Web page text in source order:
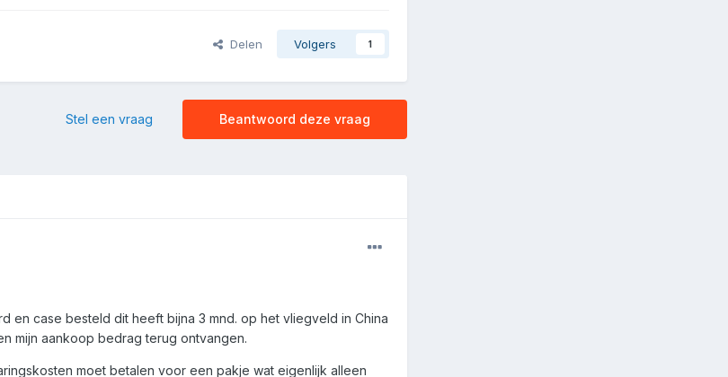
Delen Volgers 1
Beantwoord deze vraag
Stel een vraag
en case besteld dit heeft bijna 3 mnd. op het vliegveld in China
mijn aankoop bedrag terug ontvangen.
moet betalen voor een pakje wat eigenlijk alleen